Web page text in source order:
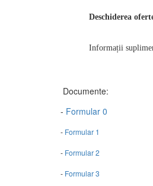
Deschiderea
Informații
Documente:
- Formular 0
- Formular 1
- Formular 2
- Formular 3